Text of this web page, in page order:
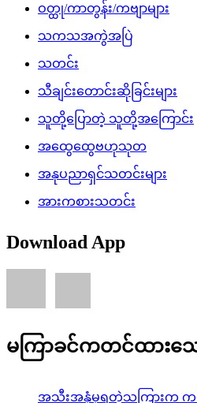
ဝတ္ထု/ကာတွန်း/ကဗျာများ
သကသအကွဲအပြဲ
သတင်း
သီချင်းတောင်းဆိုခြင်းများ
သူတို့ပြောတဲ့ သူတို့အကြောင်း
အထွေထွေဗဟုသုတ
အနုပညာရှင်သတင်းများ
အားကစားသတင်း
Download App
မကြာခင်ကတင်ထားသ
အသီးအနှံမှရတဲ့သကြားက က